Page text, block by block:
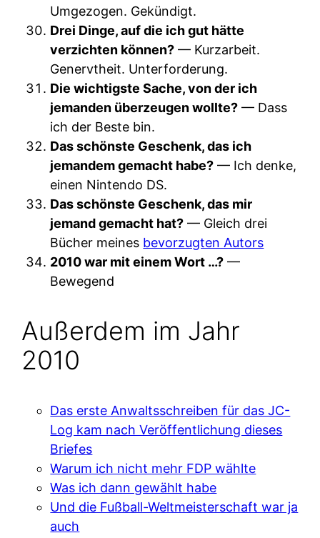
Umgezogen. Gekündigt.
Drei Dinge, auf die ich gut hätte
verzichten können? — Kurzarbeit.
Genervtheit. Unterforderung.
Die wichtigste Sache, von der ich
jemanden überzeugen wollte? — Dass
ich der Beste bin.
Das schönste Geschenk, das ich
jemandem gemacht habe? — Ich denke,
einen Nintendo DS.
Das schönste Geschenk, das mir
jemand gemacht hat? — Gleich drei
Bücher meines bevorzugten Autors
2010 war mit einem Wort …? —
Bewegend
Außerdem im Jahr
2010
Das erste Anwaltsschreiben für das JC-
Log kam nach Veröffentlichung dieses
Briefes
Warum ich nicht mehr FDP wählte
Was ich dann gewählt habe
Und die Fußball-Weltmeisterschaft war ja
auch